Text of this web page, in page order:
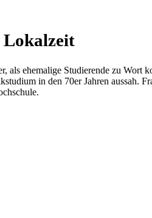
ehemalige Studierende zu Wort
in den 70er Jahren aussah.